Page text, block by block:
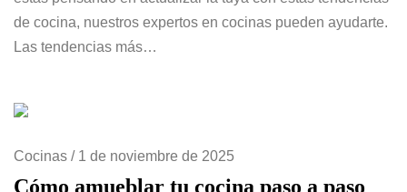
de cocina, nuestros expertos en cocinas pueden ayudarte.
Las tendencias más…
Cocinas / 1 de noviembre de 2025
Cómo amueblar tu cocina paso a paso